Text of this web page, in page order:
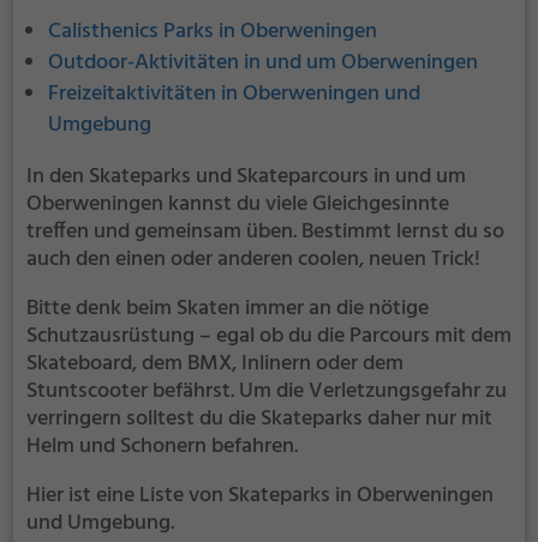
Calisthenics Parks in Oberweningen
Outdoor-Aktivitäten in und um Oberweningen
Freizeitaktivitäten in Oberweningen und
Umgebung
In den Skateparks und Skateparcours in und um
Oberweningen kannst du viele Gleichgesinnte
treffen und gemeinsam üben. Bestimmt lernst du so
auch den einen oder anderen coolen, neuen Trick!
Bitte denk beim Skaten immer an die nötige
Schutzausrüstung – egal ob du die Parcours mit dem
Skateboard, dem BMX, Inlinern oder dem
Stuntscooter befährst. Um die Verletzungsgefahr zu
verringern solltest du die Skateparks daher nur mit
Helm und Schonern befahren.
Hier ist eine Liste von Skateparks in Oberweningen
und Umgebung.